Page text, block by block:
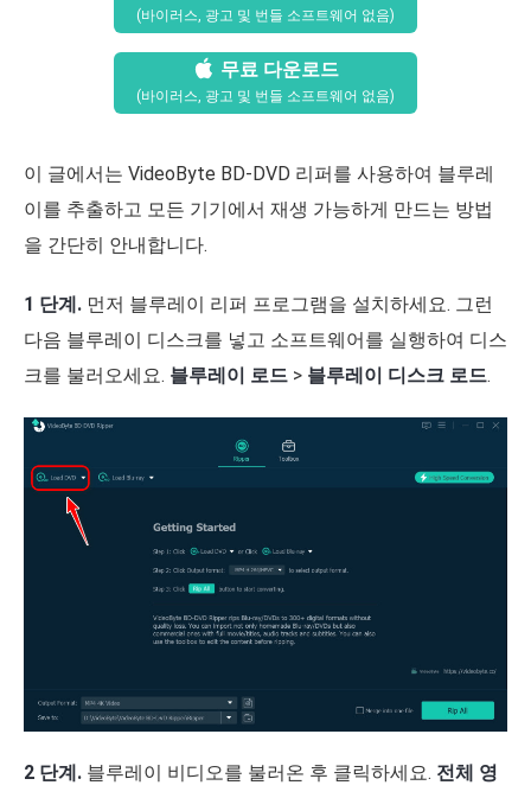
(바이러스, 광고 및 번들 소프트웨어 없음)
무료 다운로드
(바이러스, 광고 및 번들 소프트웨어 없음)
이 글에서는 VideoByte BD-DVD 리퍼를 사용하여 블루레
이를 추출하고 모든 기기에서 재생 가능하게 만드는 방법
을 간단히 안내합니다.
1 단계. 먼저 블루레이 리퍼 프로그램을 설치하세요. 그런
다음 블루레이 디스크를 넣고 소프트웨어를 실행하여 디스
크를 불러오세요. 블루레이 로드 > 블루레이 디스크 로드.
2 단계. 블루레이 비디오를 불러온 후 클릭하세요. 전체 영